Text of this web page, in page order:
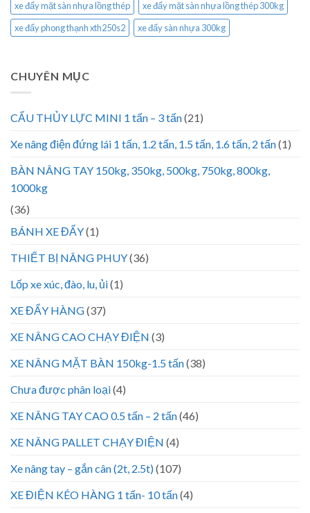
xe đẩy mặt sàn nhựa lồng thép
xe đẩy mặt sàn nhựa lồng thép 300kg
xe đẩy phong thạnh xth250s2
xe đẩy sàn nhựa 300kg
CHUYÊN MỤC
CẨU THỦY LỰC MINI 1 tấn – 3 tấn(21)
Xe nâng điện đứng lái 1 tấn, 1.2 tấn, 1.5 tấn, 1.6 tấn, 2 tấn(1)
BÀN NÂNG TAY 150kg, 350kg, 500kg, 750kg, 800kg,
1000kg
(36)
BÁNH XE ĐẨY(1)
THIẾT BỊ NÂNG PHUY(36)
Lốp xe xúc, đào, lu, ủi(1)
XE ĐẨY HÀNG(37)
XE NÂNG CAO CHẠY ĐIỆN (3)
XE NÂNG MẶT BÀN 150kg-1.5 tấn(38)
Chưa được phân loại(4)
XE NÂNG TAY CAO 0.5 tấn – 2 tấn(46)
XE NÂNG PALLET CHẠY ĐIỆN (4)
Xe nâng tay – gắn cân (2t, 2.5t)(107)
XE ĐIỆN KÉO HÀNG 1 tấn- 10 tấn(4)